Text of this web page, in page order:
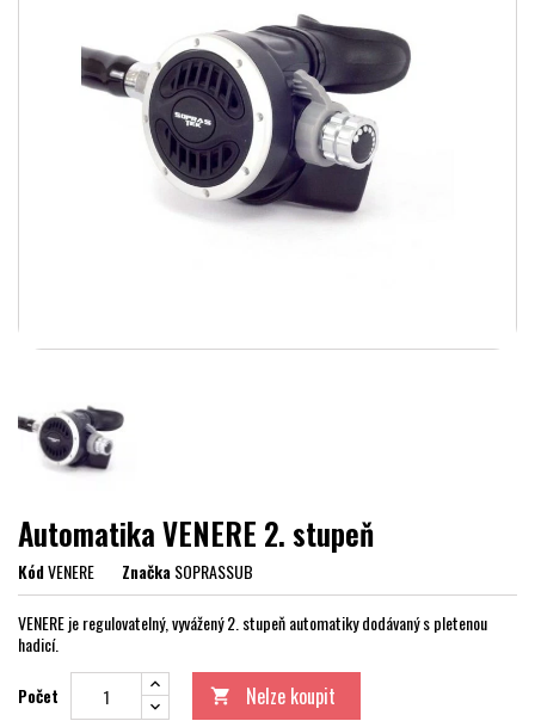
Automatika VENERE 2. stupeň
KódVENERE ZnačkaSOPRASSUB
VENERE je regulovatelný, vyvážený 2. stupeň automatiky dodávaný s pletenou
hadicí.
Počet  Nelze koupit